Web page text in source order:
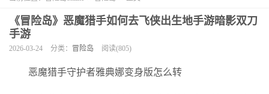
《冒险岛》恶魔猎手如何去飞侠出生地手游暗影双刀
手游
2026-03-24 分类： 冒险岛 阅读(805)
恶魔猎手守护者雅典娜变身版怎么转